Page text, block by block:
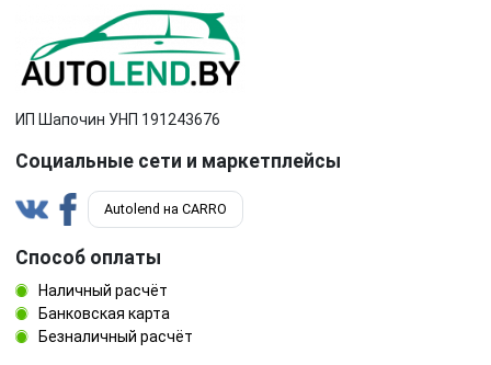
ИП Шапочин УНП 191243676
Социальные сети и маркетплейсы
Autolend на CARRO
Способ оплаты
Наличный расчёт
Банковская карта
Безналичный расчёт